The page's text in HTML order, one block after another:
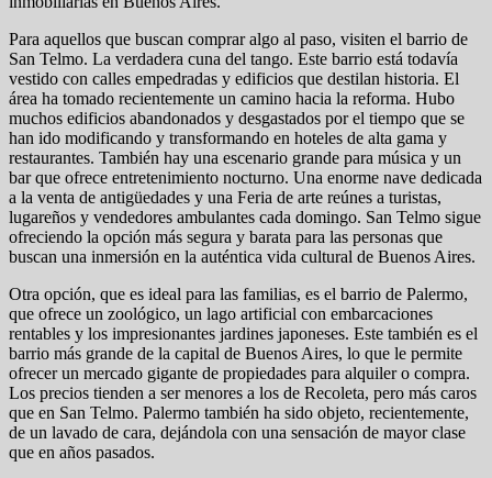
Para aquellos que buscan comprar algo al paso, visiten el barrio de
San Telmo. La verdadera cuna del tango. Este barrio está todavía
vestido con calles empedradas y edificios que destilan historia. El
área ha tomado recientemente un camino hacia la reforma. Hubo
muchos edificios abandonados y desgastados por el tiempo que se
han ido modificando y transformando en hoteles de alta gama y
restaurantes. También hay una escenario grande para música y un
bar que ofrece entretenimiento nocturno. Una enorme nave dedicada
a la venta de antigüedades y una Feria de arte reúnes a turistas,
lugareños y vendedores ambulantes cada domingo. San Telmo sigue
ofreciendo la opción más segura y barata para las personas que
buscan una inmersión en la auténtica vida cultural de Buenos Aires.
Otra opción, que es ideal para las familias, es el barrio de Palermo,
que ofrece un zoológico, un lago artificial con embarcaciones
rentables y los impresionantes jardines japoneses. Este también es el
barrio más grande de la capital de Buenos Aires, lo que le permite
ofrecer un mercado gigante de propiedades para alquiler o compra.
Los precios tienden a ser menores a los de Recoleta, pero más caros
que en San Telmo. Palermo también ha sido objeto, recientemente,
de un lavado de cara, dejándola con una sensación de mayor clase
que en años pasados.